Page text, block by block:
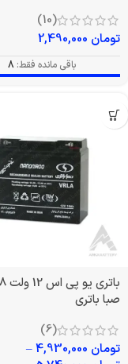
(10)
تومان
باقی مانده فقط: 8
صبا باتری
(6)
تومان
–